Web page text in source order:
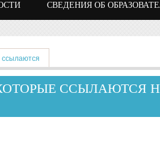
СВЕДЕНИЯ ОБ
ССЫЛАЮТСЯ